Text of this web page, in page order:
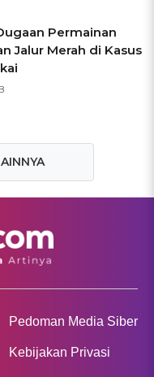
Permainan
Jalur Merah di Kasus
Pedoman Media Siber
Kebijakan Privasi